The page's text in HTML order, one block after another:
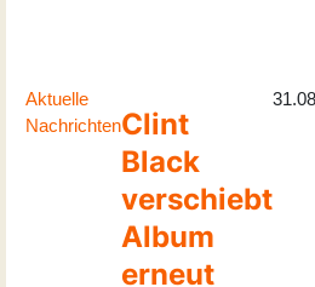
Aktuelle
NachrichtenClint
Black
verschiebt
Album
erneut